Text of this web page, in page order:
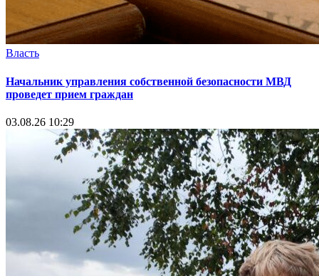
Власть
Начальник управления собственной безопасности МВД
проведет прием граждан
03.08.26 10:29